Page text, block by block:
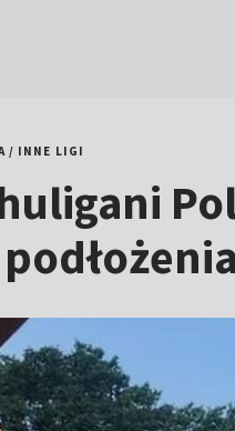
/ INNE LIGI